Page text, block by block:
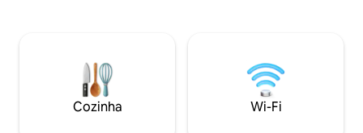
canto dos pássaros, trabalhe com vista,
nade sob o sol, desfrute de refeições ao
ar livre e termine o dia perto da lareira
externa. Se você está em busca de paz
polo ou jogar
Vistas
Kilimanjaro e do
propriedade.
Cozinha Wi-Fi